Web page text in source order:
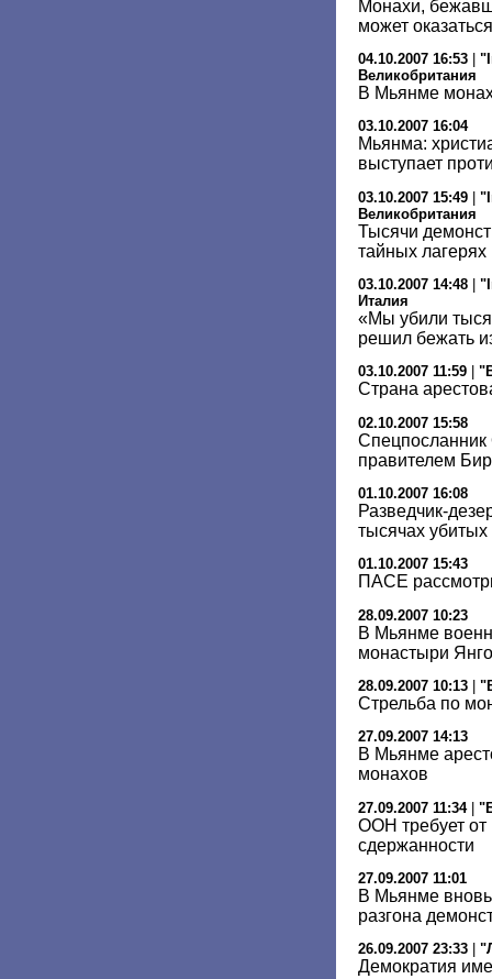
Монахи,
может
04.10.2007 16:53
Великобритания
В Мьянме
03.10.2007 16:04
Мьянма:
выступает
03.10.2007 15:49 |
Великобритания
Тысячи
тайных
03.10.2007 14:48
Италия
«Мы убили
решил бежать
03.10.2007 11:59
Страна
02.10.2007 15:58
правителем
01.10.2007 16:08
Разведчик-
тысячах
01.10.2007 15:43
ПАСЕ
28.09.2007 10:23
В Мьянме
монастыри
28.09.2007 10:13
Стрельба по
27.09.2007 14:13
В Мьянме
монахов
27.09.2007 11:34|
ООН требует
сдержанности
27.09.2007 11:01
В Мьянме
разгона
26.09.2007 23:33
Демократия